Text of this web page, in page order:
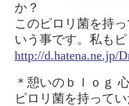
か？
このピロリ菌を持
いう事です。私も
http://d.hatena.ne.jp/
＊憩いのｂｌｏｇ
ピロリ菌を持って